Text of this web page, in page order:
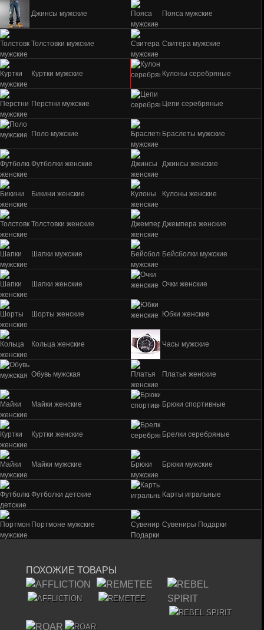
Джинсы мужские Пояса мужские
Толстовки мужские Свитера мужские
Куртки мужские Кулоны серебряные
Перстни мужские Цепи серебряные
Поло мужские Браслеты мужские
Футболки женские Джинсы женские
Бикини женские Кулоны женские
Толстовки женские Джемпера женские
Шапки мужские Бейсболки мужские
Шапки женские Очки женские
Шорты женские Юбки женские
Кольца женские Часы мужские
Обувь мужская Платья женские
Майки женские Брюки спортивные
Куртки женские Брелки серебряные
Майки мужские Брюки мужские
Футболки детские Карты игральные
Портмоне мужские Сувениры Подарки
ПОХОЖИЕ ТОВАРЫ